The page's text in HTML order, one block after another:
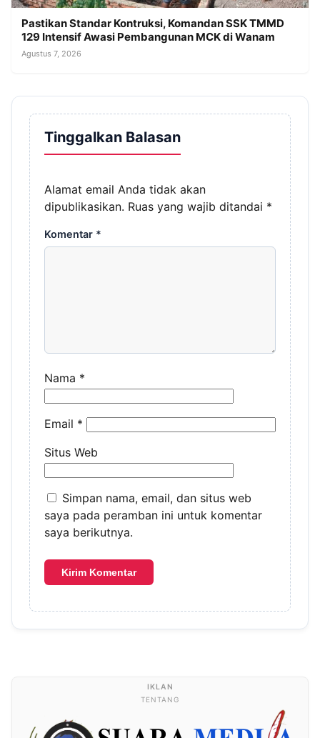
Pastikan Standar Kontruksi, Komandan SSK TMMD
129 Intensif Awasi Pembangunan MCK di Wanam
Agustus 7, 2026
Tinggalkan Balasan
Alamat email Anda tidak akan
dipublikasikan. Ruas yang wajib ditandai *
Komentar *
Nama *
Email *
Situs Web
Simpan nama, email, dan situs web
saya pada peramban ini untuk komentar
saya berikutnya.
TENTANG